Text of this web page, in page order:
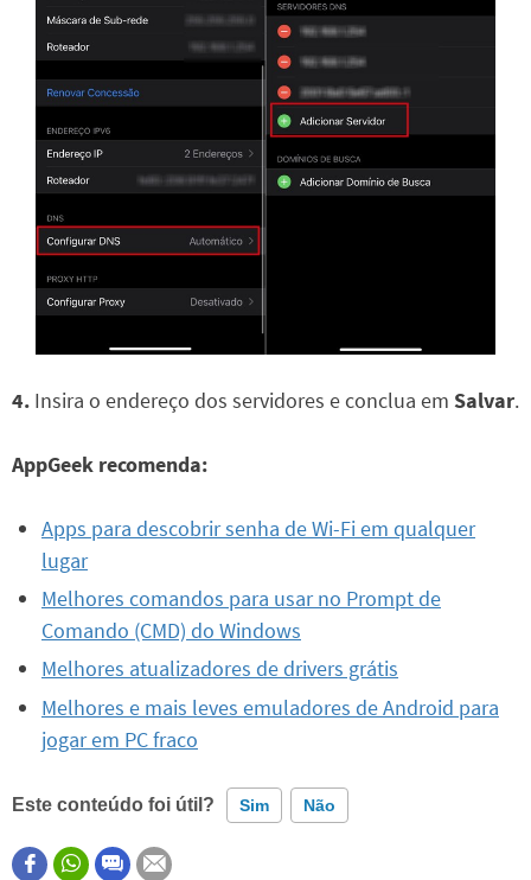
4. Insira o endereço dos servidores e conclua em Salvar.
AppGeek recomenda:
Apps para descobrir senha de Wi-Fi em qualquer
lugar
Melhores comandos para usar no Prompt de
Comando (CMD) do Windows
Melhores atualizadores de drivers grátis
Melhores e mais leves emuladores de Android para
jogar em PC fraco
Este conteúdo foi útil? Sim Não